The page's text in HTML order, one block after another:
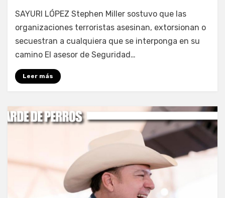
porFernando Miranda Servín
SAYURI LÓPEZ Stephen Miller sostuvo que las
organizaciones terroristas asesinan, extorsionan o
secuestran a cualquiera que se interponga en su
camino El asesor de Seguridad…
Leer más